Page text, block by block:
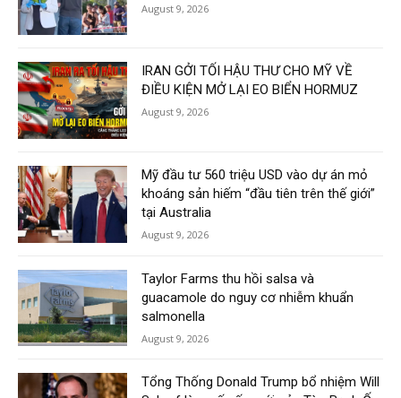
August 9, 2026
IRAN GỞI TỐI HẬU THƯ CHO MỸ VỀ
ĐIỀU KIỆN MỞ LẠI EO BIỂN HORMUZ
August 9, 2026
Mỹ đầu tư 560 triệu USD vào dự án mỏ
khoáng sản hiếm “đầu tiên trên thế giới”
tại Australia
August 9, 2026
Taylor Farms thu hồi salsa và
guacamole do nguy cơ nhiễm khuẩn
salmonella
August 9, 2026
Tổng Thống Donald Trump bổ nhiệm Will